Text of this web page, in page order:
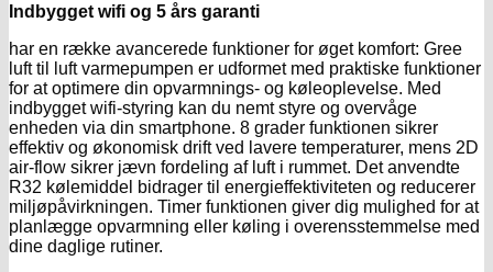
Indbygget wifi og 5 års garanti
har en række avancerede funktioner for øget komfort: Gree
luft til luft varmepumpen er udformet med praktiske funktioner
for at optimere din opvarmnings- og køleoplevelse. Med
indbygget wifi-styring kan du nemt styre og overvåge
enheden via din smartphone. 8 grader funktionen sikrer
effektiv og økonomisk drift ved lavere temperaturer, mens 2D
air-flow sikrer jævn fordeling af luft i rummet. Det anvendte
R32 kølemiddel bidrager til energieffektiviteten og reducerer
miljøpåvirkningen. Timer funktionen giver dig mulighed for at
planlægge opvarmning eller køling i overensstemmelse med
dine daglige rutiner.